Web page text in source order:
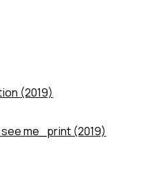
(2019)
me_print (2019)